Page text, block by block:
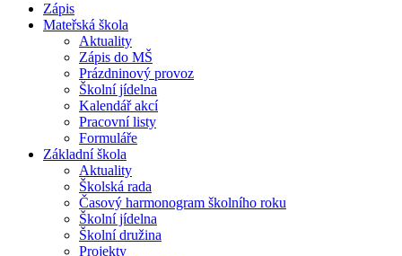
Zápis
Mateřská škola
Aktuality
Zápis do MŠ
Prázdninový provoz
Školní jídelna
Kalendář akcí
Pracovní listy
Formuláře
Základní škola
Aktuality
Školská rada
Časový harmonogram školního roku
Školní jídelna
Školní družina
Projekty